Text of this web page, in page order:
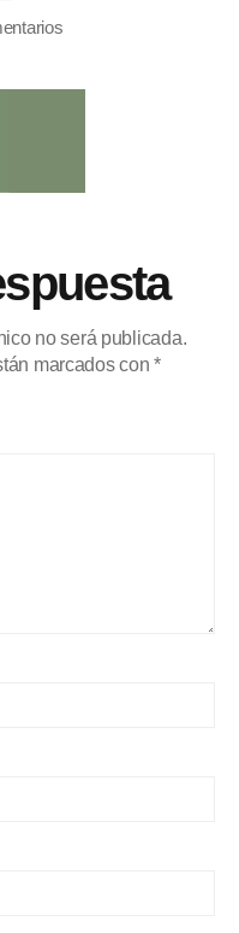
no será publicada.
marcados con*